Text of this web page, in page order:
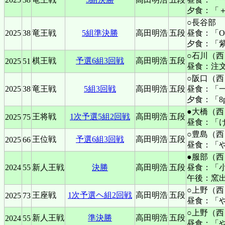
夕食：「
202538竜王戦 5組準決勝 高田明浩 五段
○長谷部
昼食：「
夕食：「
2025 51 棋王戦 予選6組3回戦 高田明浩 五段
○石川（
昼食：注
202538竜王戦 5組3回戦 高田明浩 五段
○阪口（
昼食：「
夕食：「
2025 75 王将戦 1次予選5組2回戦 高田明浩 五段
●大橋（
昼食：「
202566 王位戦 予選6組3回戦 高田明浩 五段
○豊島（
昼食：「
2024 55 新人王戦 決勝 高田明浩 五段
●服部（
昼食：「
午後：窯
2025 73 王座戦 1次予選ヘ組2回戦 高田明浩 五段
○上野（
昼食：「
2024 55 新人王戦 準決勝 高田明浩 五段
○上野（
昼食：「